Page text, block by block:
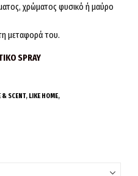
χρώματος φυσικό ή μαύρο
μεταφορά του.
SPRAY
& SCENT, LIKE HOME,